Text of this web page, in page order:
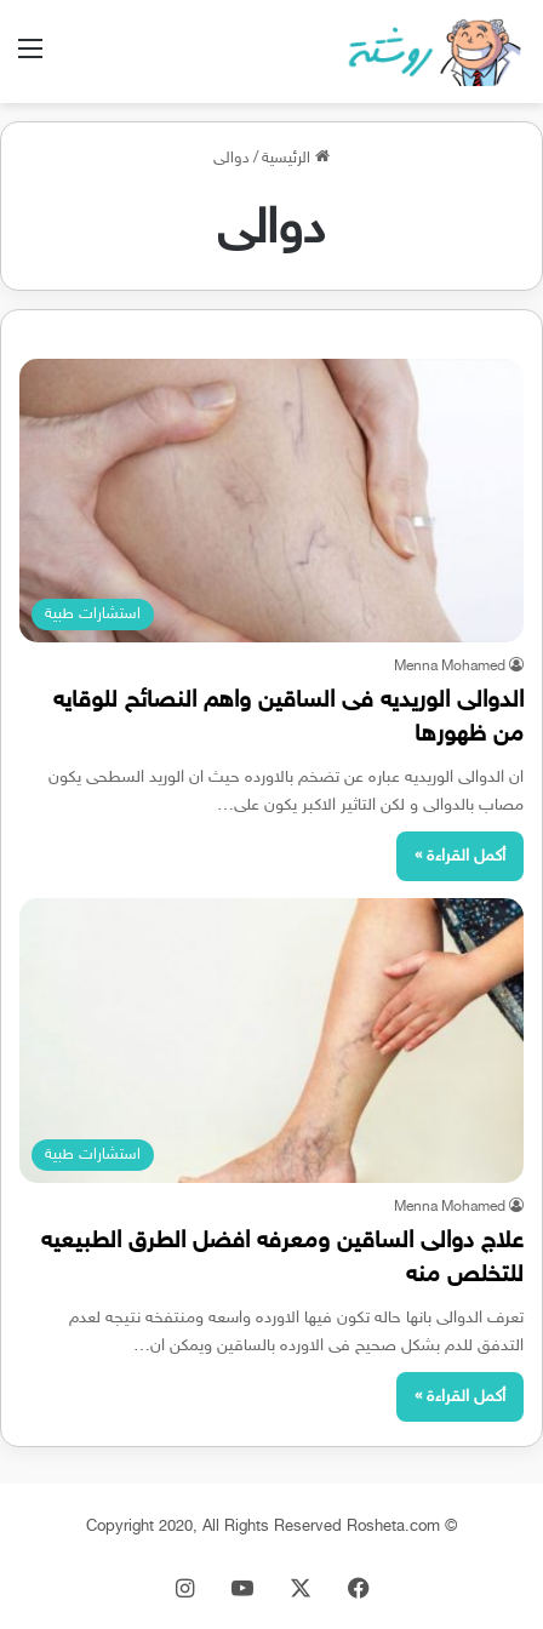
الرئيسية/ دوالى
دوالى
استشارات طبية
Menna Mohamed
الدوالى الوريديه فى الساقين واهم النصائح للوقايه
من ظهورها
ان الدوالى الوريديه عباره عن تضخم بالاورده حيث ان الوريد السطحى يكون
مصاب بالدوالى و لكن التاثير الاكبر يكون على…
أكمل القراءة »
استشارات طبية
Menna Mohamed
علاج دوالى الساقين ومعرفه افضل الطرق الطبيعيه
للتخلص منه
تعرف الدوالى بانها حاله تكون فيها الاورده واسعه ومنتفخه نتيجه لعدم
التدفق للدم بشكل صحيح فى الاورده بالساقين ويمكن ان…
أكمل القراءة »
© Copyright 2020, All Rights Reserved Rosheta.com
فيسبوك ‫YouTube